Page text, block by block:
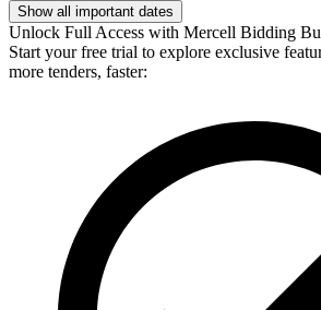
Show all important dates
Unlock Full Access with Mercell Bidding
Start your free trial to explore exclusive
more tenders, faster: